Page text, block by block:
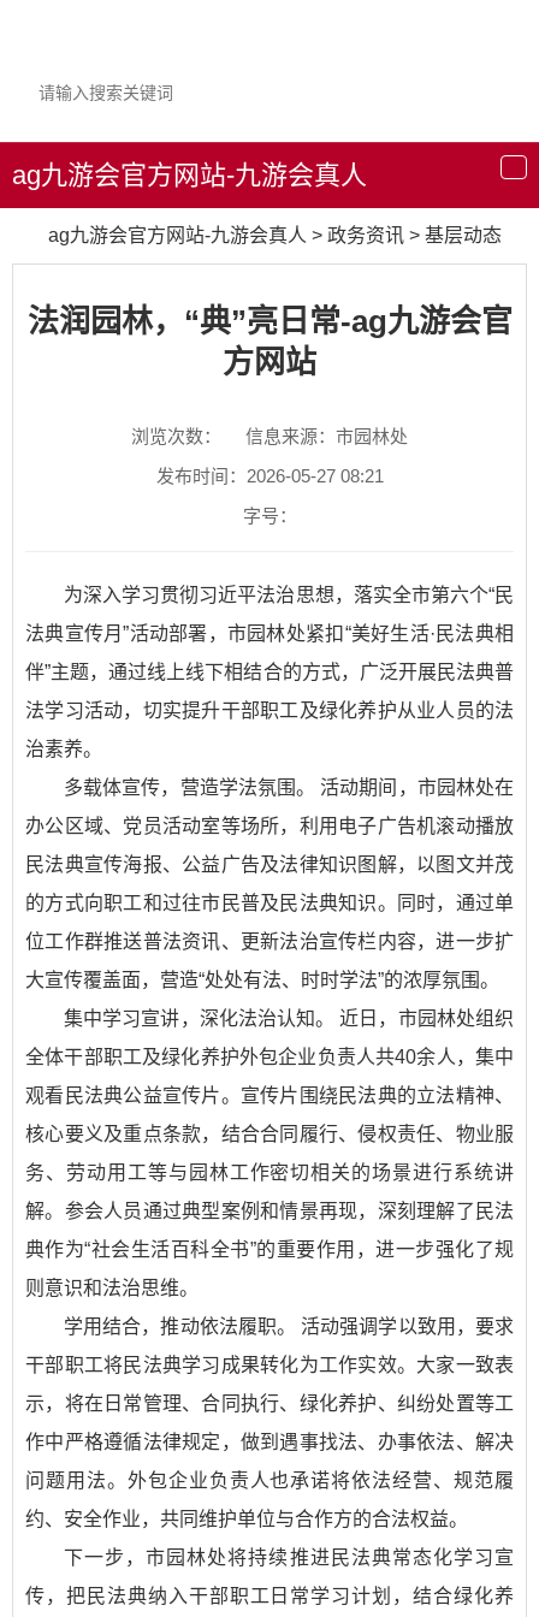
导
航
ag九游会官方网站-九游会真人
ag九游会官方网站-九游会真人 > 政务资讯 > 基层动态
法润园林，“典”亮日常-ag九游会官
方网站
浏览次数：
信息来源：市园林处
发布时间：2026-05-27 08:21
字号：
为深入学习贯彻习近平法治思想，落实全市第六个“民
法典宣传月”活动部署，市园林处紧扣“美好生活·民法典相
伴”主题，通过线上线下相结合的方式，广泛开展民法典普
法学习活动，切实提升干部职工及绿化养护从业人员的法
治素养。
多载体宣传，营造学法氛围。 活动期间，市园林处在
办公区域、党员活动室等场所，利用电子广告机滚动播放
民法典宣传海报、公益广告及法律知识图解，以图文并茂
的方式向职工和过往市民普及民法典知识。同时，通过单
位工作群推送普法资讯、更新法治宣传栏内容，进一步扩
大宣传覆盖面，营造“处处有法、时时学法”的浓厚氛围。
集中学习宣讲，深化法治认知。 近日，市园林处组织
全体干部职工及绿化养护外包企业负责人共40余人，集中
观看民法典公益宣传片。宣传片围绕民法典的立法精神、
核心要义及重点条款，结合合同履行、侵权责任、物业服
务、劳动用工等与园林工作密切相关的场景进行系统讲
解。参会人员通过典型案例和情景再现，深刻理解了民法
典作为“社会生活百科全书”的重要作用，进一步强化了规
则意识和法治思维。
学用结合，推动依法履职。 活动强调学以致用，要求
干部职工将民法典学习成果转化为工作实效。大家一致表
示，将在日常管理、合同执行、绿化养护、纠纷处置等工
作中严格遵循法律规定，做到遇事找法、办事依法、解决
问题用法。外包企业负责人也承诺将依法经营、规范履
约、安全作业，共同维护单位与合作方的合法权益。
下一步，市园林处将持续推进民法典常态化学习宣
传，把民法典纳入干部职工日常学习计划，结合绿化养